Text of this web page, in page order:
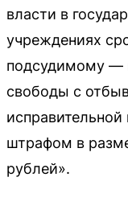
власти в
учреждениях
подсудимому —
свободы с
штрафом в
рублей».